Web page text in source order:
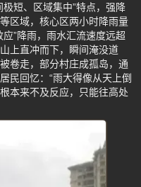
短、区域集中”特点，强降
区域，核心区两小时降雨量
”降雨，雨水汇流速度远超
上直冲而下，瞬间淹没道
卷走，部分村庄成孤岛，通
民回忆：“雨大得像从天上倒
本来不及反应，只能往高处